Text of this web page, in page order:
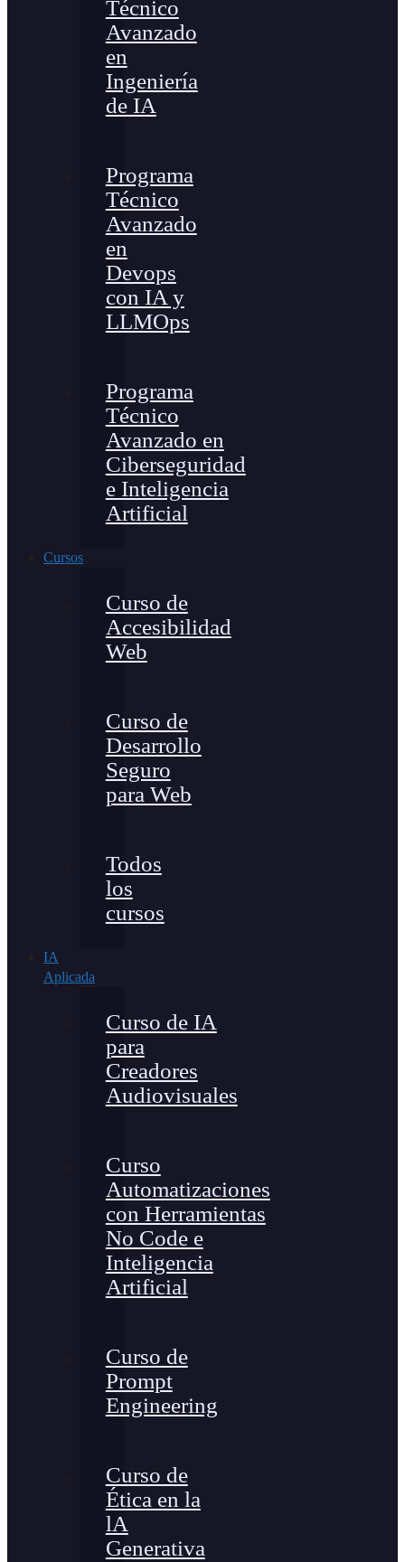
Técnico
Avanzado
en
Ingeniería
de IA
Programa
Técnico
Avanzado
en
Devops
con IA y
LLMOps
Programa
Técnico
Avanzado en
Ciberseguridad
e Inteligencia
Artificial
Cursos
Curso de
Accesibilidad
Web
Curso de
Desarrollo
Seguro
para Web
Todos
los
cursos
IA
Aplicada
Curso de IA
para
Creadores
Audiovisuales
Curso
Automatizaciones
con Herramientas
No Code e
Inteligencia
Artificial
Curso de
Prompt
Engineering
Curso de
Ética en la
lA
Generativa